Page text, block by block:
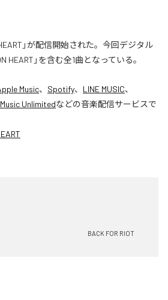
HEART」が配信開始された。今回デジタル
HEART」を含む全1曲となっている。
Music、 Spotify、 LINE MUSIC、
Unlimitedなどの音楽配信サービスで
BACK FOR RIOT